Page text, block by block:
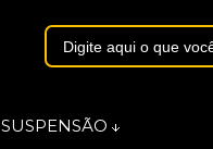
SUSPENSÃO